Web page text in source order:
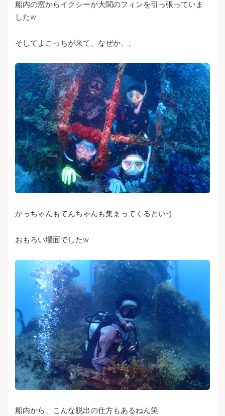
船内の窓からイクシーが大関のフィンを引っ張っていま
したw
そしてよこっちが来て、なぜか、、
かっちゃんもてんちゃんも集まってくるという
おもろい場面でしたw
船内から、こんな脱出の仕方もあるねん笑